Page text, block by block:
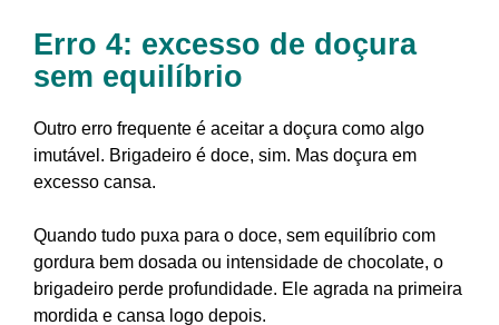
Erro 4: excesso de doçura
sem equilíbrio
Outro erro frequente é aceitar a doçura como algo
imutável. Brigadeiro é doce, sim. Mas doçura em
excesso cansa.
Quando tudo puxa para o doce, sem equilíbrio com
gordura bem dosada ou intensidade de chocolate, o
brigadeiro perde profundidade. Ele agrada na primeira
mordida e cansa logo depois.